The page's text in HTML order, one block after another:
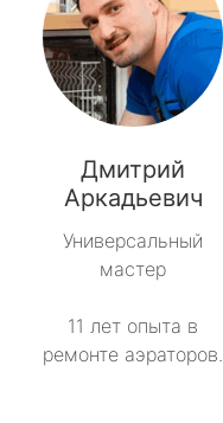
Дмитрий
Аркадьевич
Универсальный
мастер
11 лет опыта в
ремонте аэраторов.